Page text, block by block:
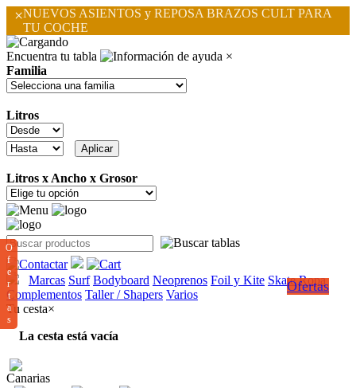
×NUEVOS ASIENTOS y REPOSA BRAZOS CULT PARA
TU COCHE
Encuentra tu tabla
×
Familia
Litros
Litros x Ancho x Grosor
Marcas Surf Bodyboard Neoprenos Foil y Kite Skate Ropa
Complementos Taller / Shapers Varios
Ofertas
O
f
e
r
t
a
s
Tu cesta×
La cesta está vacía
Canarias